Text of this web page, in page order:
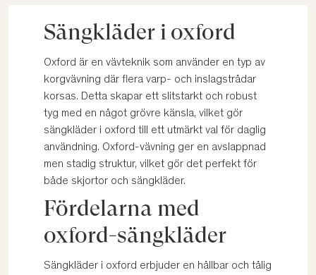
Sängkläder i oxford
Oxford är en vävteknik som använder en typ av
korgvävning där flera varp- och inslagstrådar
korsas. Detta skapar ett slitstarkt och robust
tyg med en något grövre känsla, vilket gör
sängkläder i oxford till ett utmärkt val för daglig
användning. Oxford-vävning ger en avslappnad
men stadig struktur, vilket gör det perfekt för
både skjortor och sängkläder.
Fördelarna med
oxford-sängkläder
Sängkläder i oxford erbjuder en hållbar och tålig